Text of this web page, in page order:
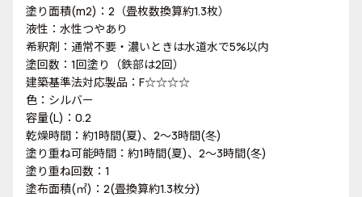
塗り面積(m2)：2（畳枚数換算約1.3枚）
液性：水性つやあり
希釈剤：通常不要・濃いときは水道水で5%以内
塗回数：1回塗り（鉄部は2回）
建築基準法対応製品：F☆☆☆☆
色：シルバー
容量(L)：0.2
乾燥時間：約1時間(夏)、2～3時間(冬)
塗り重ね可能時間：約1時間(夏)、2～3時間(冬)
塗り重ね回数：1
塗布面積(㎡)：2(畳換算約1.3枚分)